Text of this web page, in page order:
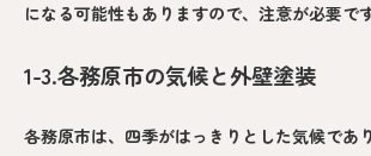
になる可能性もありますので、注意が必要です
1-3.各務原市の気候と外壁塗装
各務原市は、四季がはっきりとした気候であ